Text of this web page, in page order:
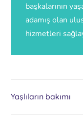
başkalarının
adamış olan
hizmetleri
Yaşlıların bakımı